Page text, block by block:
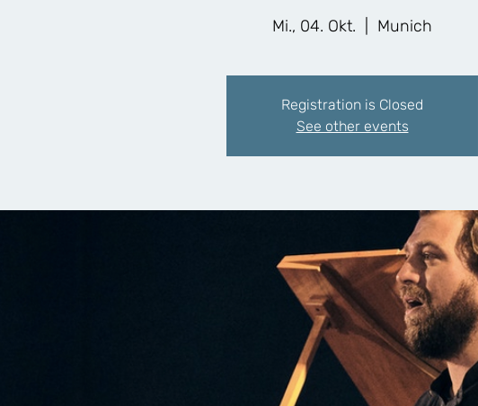
Mi., 04. Okt. Munich
Registration is Closed
See other events